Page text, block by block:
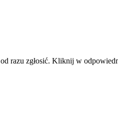
razu zgłosić. Kliknij w